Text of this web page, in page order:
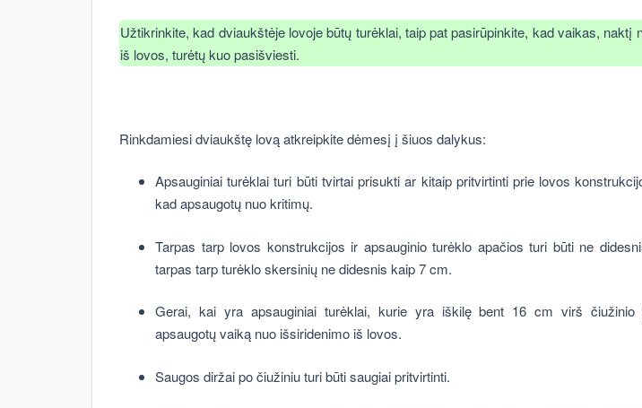
Užtikrinkite, kad dviaukštėje lovoje būtų turėklai, taip pat pasirūpinkite, kad vaikas, naktį
iš lovos, turėtų kuo pasišviesti.
Rinkdamiesi dviaukštę lovą atkreipkite dėmesį į šiuos dalykus:
Apsauginiai turėklai turi būti tvirtai prisukti ar kitaip pritvirtinti prie lovos
kad apsaugotų nuo kritimų.
Tarpas tarp lovos konstrukcijos ir apsauginio turėklo apačios turi būti ne
tarpas tarp turėklo skersinių ne didesnis kaip 7 cm.
Gerai, kai yra apsauginiai turėklai, kurie yra iškilę bent 16 cm virš čiužinio
apsaugotų vaiką nuo išsiridenimo iš lovos.
Saugos diržai po čiužiniu turi būti saugiai pritvirtinti.